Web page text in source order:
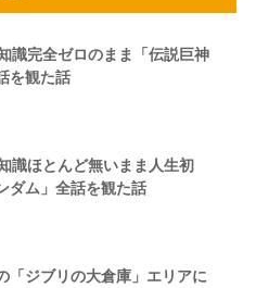
識完全ゼロのまま「伝説巨神
を観た話
識ほとんど無いまま人生初
ダム」全話を観た話
「ジブリの大倉庫」エリアに